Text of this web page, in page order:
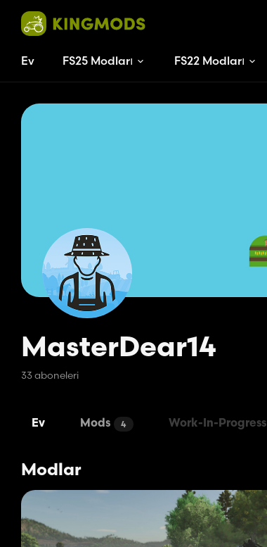
Ev FS25 Modları FS22 Modları
MasterDear14
33 aboneleri
Ev Mods 4 Work-In-Progress
Modlar